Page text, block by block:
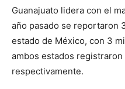
Guanajuato lidera con el
año pasado se reportaron
estado de México, con 3
ambos estados registraron
respectivamente.